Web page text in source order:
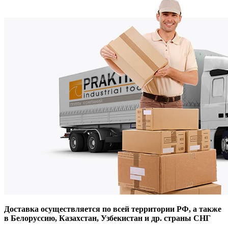
Доставка осуществляется по всей территории РФ, а также
в Белоруссию, Казахстан, Узбекистан и др. страны СНГ